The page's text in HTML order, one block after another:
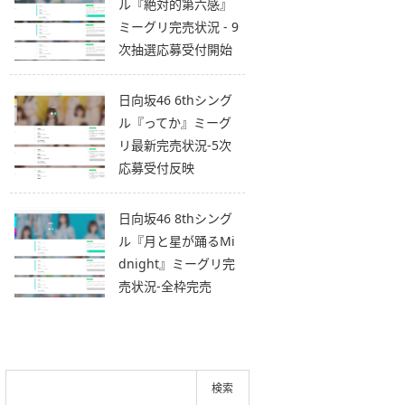
ル『絶対的第六感』
ミーグリ完売状況 - 9
次抽選応募受付開始
日向坂46 6thシング
ル『ってか』ミーグ
リ最新完売状況-5次
応募受付反映
日向坂46 8thシング
ル『月と星が踊るMi
dnight』ミーグリ完
売状況-全枠完売